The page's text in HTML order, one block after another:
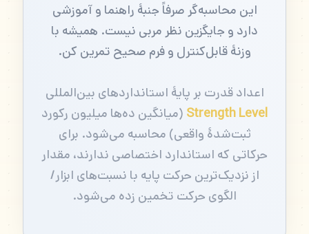
این محاسبه‌گر صرفاً جنبهٔ راهنما و آموزشی
دارد و جایگزین نظر مربی نیست. همیشه با
وزنهٔ قابل‌کنترل و فرم صحیح تمرین کن.
اعداد قدرت بر پایهٔ استانداردهای بین‌المللی
Strength Level (میانگین ده‌ها میلیون رکورد
ثبت‌شدهٔ واقعی) محاسبه می‌شود. برای
حرکاتی که استاندارد اختصاصی ندارند، مقدار
از نزدیک‌ترین حرکت پایه با نسبت‌های ابزار/
الگوی حرکت تخمین زده می‌شود.